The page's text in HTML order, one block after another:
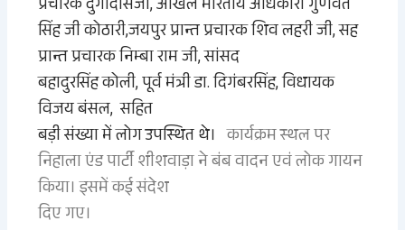
प्रचारक दुर्गादासजी, अखिल भारतीय अधिकारी गुणवंत
सिंह जी कोठारी,जयपुर प्रान्त प्रचारक शिव लहरी जी, सह
प्रान्त प्रचारक निम्बा राम जी,सांसद
बहादुरसिंह कोली, पूर्व मंत्री डा. दिगंबरसिंह, विधायक
विजय बंसल, सहित
बड़ी संख्या में लोग उपस्थित थे।कार्यक्रम स्थल पर
निहाला एंड पार्टी शीशवाड़ा ने बंब वादन एवं लोक गायन
किया। इसमें कई संदेश
दिए गए।